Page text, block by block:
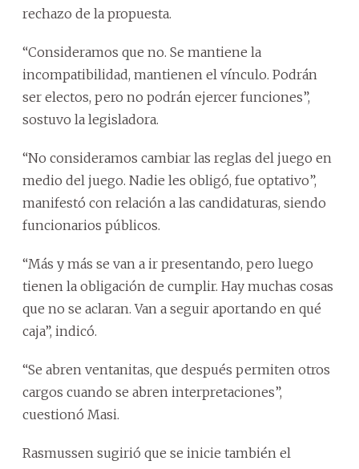
rechazo de la propuesta.
“Consideramos que no. Se mantiene la
incompatibilidad, mantienen el vínculo. Podrán
ser electos, pero no podrán ejercer funciones”,
sostuvo la legisladora.
“No consideramos cambiar las reglas del juego en
medio del juego. Nadie les obligó, fue optativo”,
manifestó con relación a las candidaturas, siendo
funcionarios públicos.
“Más y más se van a ir presentando, pero luego
tienen la obligación de cumplir. Hay muchas cosas
que no se aclaran. Van a seguir aportando en qué
caja”, indicó.
“Se abren ventanitas, que después permiten otros
cargos cuando se abren interpretaciones”,
cuestionó Masi.
Rasmussen sugirió que se inicie también el